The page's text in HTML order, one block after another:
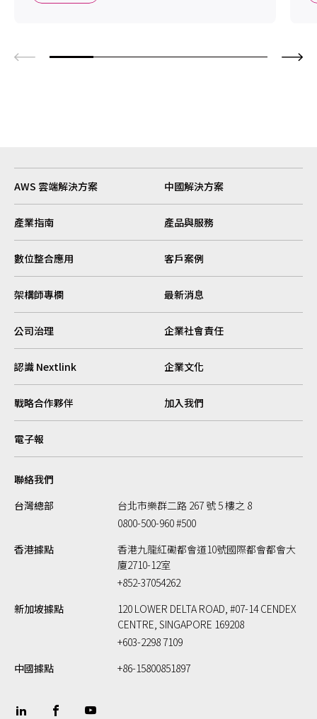
AWS 雲端解決方案 中國解決方案
產業指南 產品與服務
數位整合應用 客戶案例
架構師專欄 最新消息
公司治理 企業社會責任
認識 Nextlink 企業文化
戰略合作夥伴 加入我們
電子報
聯絡我們
台灣總部
台北市樂群二路 267 號 5 樓之 8
0800-500-960 #500
香港據點
香港九龍紅磡都會道10號國際都會都會大
廈2710-12室
+852-37054262
新加坡據點
120 LOWER DELTA ROAD, #07-14 CENDEX
CENTRE, SINGAPORE 169208
+603-2298 7109
中國據點
+86-15800851897